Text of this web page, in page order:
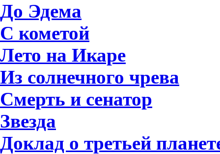
До Эдема
С кометой
Лето на Икаре
Из солнечного чрева
Смерть и сенатор
Звезда
Доклад о третьей